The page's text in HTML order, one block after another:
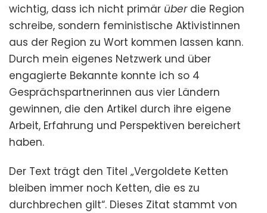
wichtig, dass ich nicht primär über die Region
schreibe, sondern feministische Aktivistinnen
aus der Region zu Wort kommen lassen kann.
Durch mein eigenes Netzwerk und über
engagierte Bekannte konnte ich so 4
Gesprächspartnerinnen aus vier Ländern
gewinnen, die den Artikel durch ihre eigene
Arbeit, Erfahrung und Perspektiven bereichert
haben.
Der Text trägt den Titel „Vergoldete Ketten
bleiben immer noch Ketten, die es zu
durchbrechen gilt“. Dieses Zitat stammt von